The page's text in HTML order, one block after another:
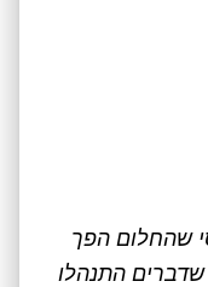
שהחלום הפך
התנהלו